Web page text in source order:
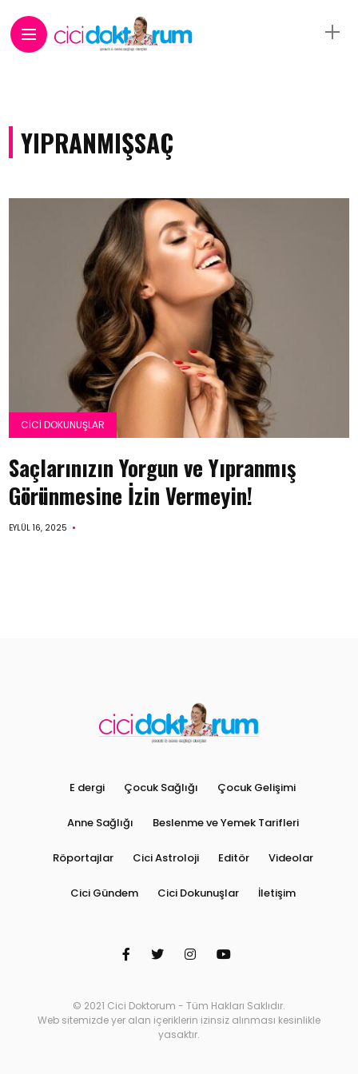
YIPRANMIŞSAÇ
CICI DOKUNUŞLAR
Saçlarınızın Yorgun ve Yıpranmış
Görünmesine İzin Vermeyin!
EYLÜL 16, 2025
E dergi Çocuk Sağlığı Çocuk Gelişimi
Anne Sağlığı Beslenme ve Yemek Tarifleri
Röportajlar Cici Astroloji Editör Videolar
Cici Gündem Cici Dokunuşlar İletişim
© 2021 Cici Doktorum - Tüm Hakları Saklıdır.
Web sitemizde yer alan içeriklerin izinsiz alınması kesinlikle
yasaktır.